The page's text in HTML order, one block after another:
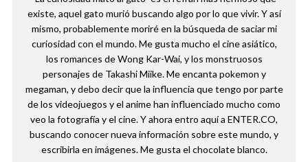
existe, aquel gato murió buscando algo por lo que vivir. Y así
mismo, probablemente moriré en la búsqueda de saciar mi
curiosidad con el mundo. Me gusta mucho el cine asiático,
los romances de Wong Kar-Wai, y los monstruosos
personajes de Takashi Miike. Me encanta pokemon y
megaman, y debo decir que la influencia que tengo por parte
de los videojuegos y el anime han influenciado mucho como
veo la fotografía y el cine. Y ahora entro aquí a ENTER.CO,
buscando conocer nueva información sobre este mundo, y
escribirla en imágenes. Me gusta el chocolate blanco.